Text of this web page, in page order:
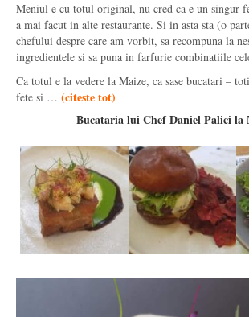
Meniul e cu totul original, nu cred ca e un singur
a mai facut in alte restaurante. Si in asta sta (o
chefului despre care am vorbit, sa recompuna la
ingredientele si sa puna in farfurie combinatiile
Ca totul e la vedere la Maize, ca sase bucatari –
fete si … (citeste tot)
Bucataria lui Chef Daniel Palici la